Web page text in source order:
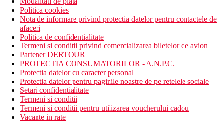
fac parte din programul all inclusive.
Sfarsitul programului all inclusive in ziua plecarii este la
ora 11:00
Mese
Bufet de mic dejun, bufet de cina sau o selectie din meniu.
*Optiune de cumparare all inclusive.
Carduri acceptate
VISA, MASTERCARD, AMERICAN EXPRESS
Web
https://youandmemaldives.com/
Politica cookies
Nota de informare privind protectia datelor pentru contactele de
afaceri
Politica de confidentialitate
Termeni si conditii privind comercializarea biletelor de avion
Partener DERTOUR
PROTECTIA CONSUMATORILOR - A.N.P.C.
Protectia datelor cu caracter personal
Protectia datelor pentru paginile noastre de pe retelele sociale
Setari confidentialitate
Termeni si conditii
Termeni si conditii pentru utilizarea voucherului cadou
Vacante in rate